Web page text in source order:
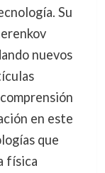
Su
nuevos
en este
que
física